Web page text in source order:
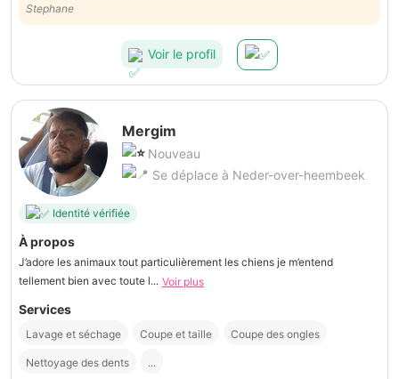
Stephane
Voir le profil
Mergim
Nouveau
Se déplace à Neder-over-heembeek
Identité vérifiée
À propos
J’adore les animaux tout particulièrement les chiens je m’entend
tellement bien avec toute l... Voir plus
Services
Lavage et séchage Coupe et taille Coupe des ongles
Nettoyage des dents ...